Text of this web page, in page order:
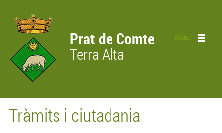
Prat de Comte
Terra Alta
Tràmits i ciutadania
Menu